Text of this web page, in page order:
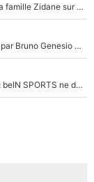
«Il est très heureux et impatient» : Les révélations de la famille Zidane sur sa prise de pouvoir en équipe de France !
Plus de 100M€ pour l'OM : Voici les recrues espérées par Bruno Genesio et Grégory Lorenzi après l’opération dégraissage
Kylian Mbappé et Lamine Yamal changent de chaîne : beIN SPORTS ne digère pas cette décision historique et prédit un fiasco pour la Liga